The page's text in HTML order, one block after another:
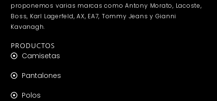
proponemos varias marcas como Antony Morato, Lacoste,
Boss, Karl Lagerfeld, AX, EA7, Tommy Jeans y Gianni
Kavanagh.
PRODUCTOS
Camisetas
Pantalones
Polos